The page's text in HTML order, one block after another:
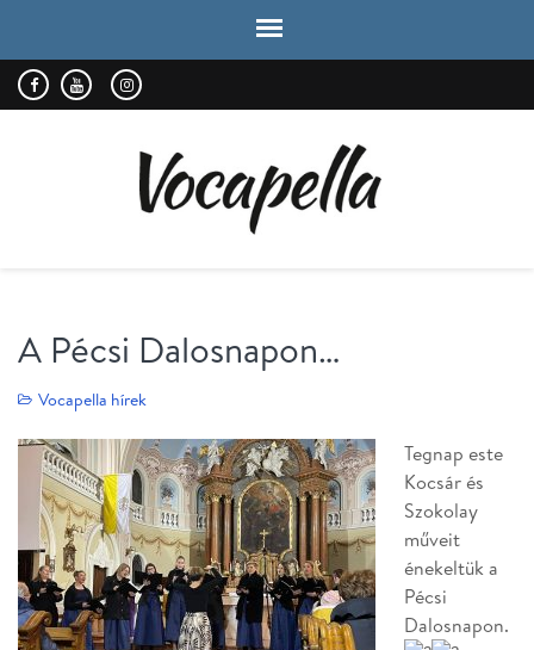
A Pécsi Dalosnapon…
Vocapella hírek
Tegnap este
Kocsár és
Szokolay
műveit
énekeltük a
Pécsi
Dalosnapon.